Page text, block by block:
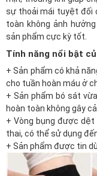
sự thoải mái tuyệt đối
toàn không ảnh
sản phẩm cực kỳ tốt.
Tính năng nổi bật
+ Sản phẩm có khả
cho tuần hoàn máu ở
+ Sản phẩm bó sát
hoàn toàn không gây
+ Vòng bụng được
thai, có thể sử dụng
+ Sản phẩm được tin